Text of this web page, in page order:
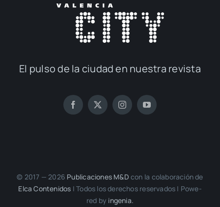
El pul­so de la ciu­dad en nues­tra revis­ta
© 2017 — 2026 Publi­ca­cio­nes M&D con la cola­bo­ra­ción de
Elca Con­te­ni­dos | Todos los dere­chos reser­va­dos | Powe­
red by inge­nia.